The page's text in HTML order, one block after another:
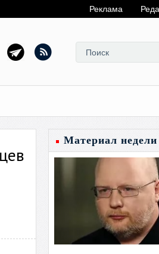
Реклама
Материал недели